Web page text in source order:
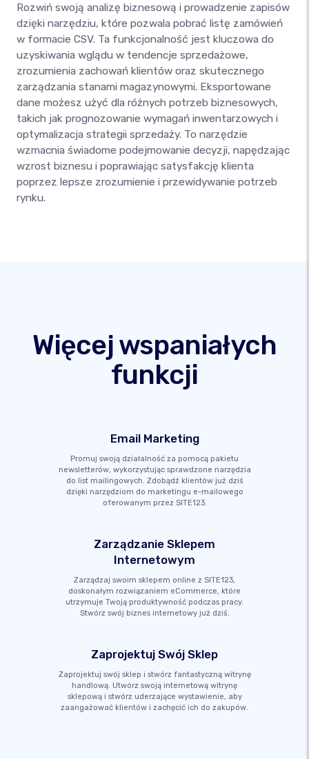
Rozwiń swoją analizę biznesową i prowadzenie zapisów
dzięki narzędziu, które pozwala pobrać listę zamówień
w formacie CSV. Ta funkcjonalność jest kluczowa do
uzyskiwania wglądu w tendencje sprzedażowe,
zrozumienia zachowań klientów oraz skutecznego
zarządzania stanami magazynowymi. Eksportowane
dane możesz użyć dla różnych potrzeb biznesowych,
takich jak prognozowanie wymagań inwentarzowych i
optymalizacja strategii sprzedaży. To narzędzie
wzmacnia świadome podejmowanie decyzji, napędzając
wzrost biznesu i poprawiając satysfakcję klienta
poprzez lepsze zrozumienie i przewidywanie potrzeb
rynku.
Więcej wspaniałych
funkcji
Email Marketing
Promuj swoją działalność za pomocą pakietu
newsletterów, wykorzystując sprawdzone narzędzia
do list mailingowych. Zdobądź klientów już dziś
dzięki narzędziom do marketingu e-mailowego
oferowanym przez SITE123.
Zarządzanie Sklepem
Internetowym
Zarządzaj swoim sklepem online z SITE123,
doskonałym rozwiązaniem eCommerce, które
utrzymuje Twoją produktywność podczas pracy.
Stwórz swój biznes internetowy już dziś.
Zaprojektuj Swój Sklep
Zaprojektuj swój sklep i stwórz fantastyczną witrynę
handlową. Utwórz swoją internetową witrynę
sklepową i stwórz uderzające wystawienie, aby
zaangażować klientów i zachęcić ich do zakupów.